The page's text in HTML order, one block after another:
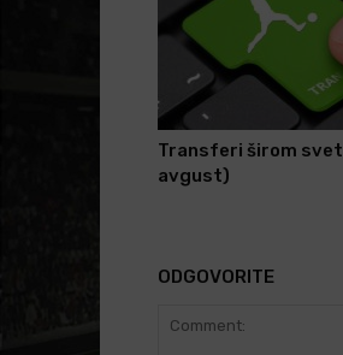
Transferi širom
avgust)
ODGOVORITE